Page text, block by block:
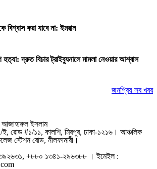
করা যাবে না: ইমরান
হত্যা: দ্রুত বিচার ট্রাইব্যুনালে মামলা নেওয়ার আশ্বাস
জনপ্রিয় সব খবর
ইসলাম
ই, রোড #১/১১, কালশি, মিরপুর, ঢাকা-১২১৬। আঞ্চলিক
স্টেশন রোড, নীলফামারী।
+৮৮০ ১৩৪১-২৯৬৩৮৮ । ইমেইল :